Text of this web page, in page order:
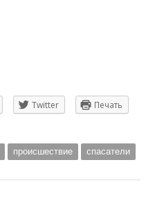
Twitter Печать
происшествие спасатели